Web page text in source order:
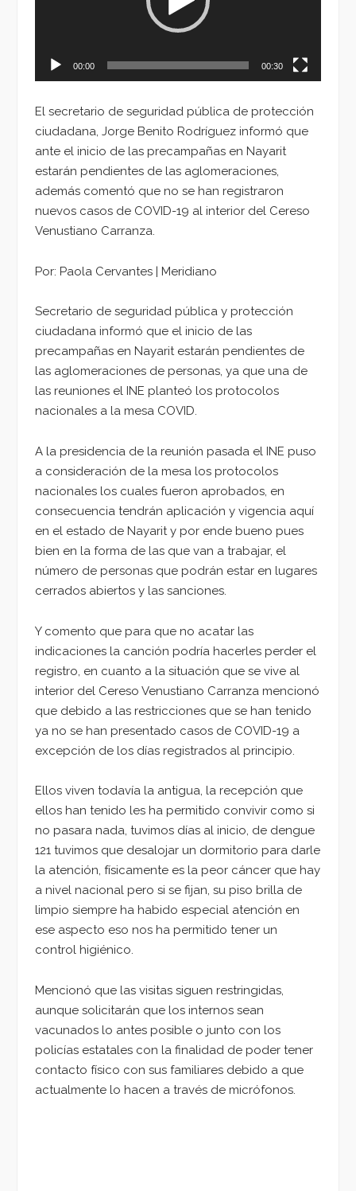
00:00 00:30
El secretario de seguridad pública de protección
ciudadana, Jorge Benito Rodríguez informó que
ante el inicio de las precampañas en Nayarit
estarán pendientes de las aglomeraciones,
además comentó que no se han registraron
nuevos casos de COVID-19 al interior del Cereso
Venustiano Carranza.
Por: Paola Cervantes | Meridiano
Secretario de seguridad pública y protección
ciudadana informó que el inicio de las
precampañas en Nayarit estarán pendientes de
las aglomeraciones de personas, ya que una de
las reuniones el INE planteó los protocolos
nacionales a la mesa COVID.
A la presidencia de la reunión pasada el INE puso
a consideración de la mesa los protocolos
nacionales los cuales fueron aprobados, en
consecuencia tendrán aplicación y vigencia aquí
en el estado de Nayarit y por ende bueno pues
bien en la forma de las que van a trabajar, el
número de personas que podrán estar en lugares
cerrados abiertos y las sanciones.
Y comento que para que no acatar las
indicaciones la canción podría hacerles perder el
registro, en cuanto a la situación que se vive al
interior del Cereso Venustiano Carranza mencionó
que debido a las restricciones que se han tenido
ya no se han presentado casos de COVID-19 a
excepción de los días registrados al principio.
Ellos viven todavía la antigua, la recepción que
ellos han tenido les ha permitido convivir como si
no pasara nada, tuvimos días al inicio, de dengue
121 tuvimos que desalojar un dormitorio para darle
la atención, físicamente es la peor cáncer que hay
a nivel nacional pero si se fijan, su piso brilla de
limpio siempre ha habido especial atención en
ese aspecto eso nos ha permitido tener un
control higiénico.
Mencionó que las visitas siguen restringidas,
aunque solicitarán que los internos sean
vacunados lo antes posible o junto con los
policías estatales con la finalidad de poder tener
contacto físico con sus familiares debido a que
actualmente lo hacen a través de micrófonos.